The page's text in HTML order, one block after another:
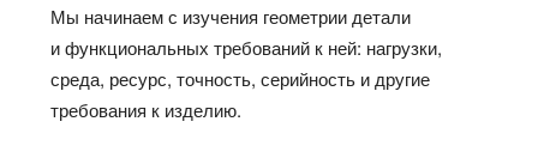
Мы начинаем с изучения геометрии детали
и функциональных требований к ней: нагрузки,
среда, ресурс, точность, серийность и другие
требования к изделию.